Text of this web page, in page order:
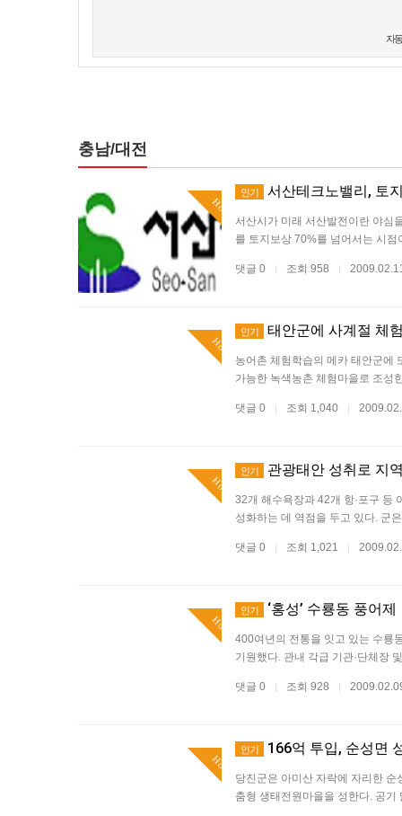
자
충남/대전
Hot
인기 서산테크노밸리, 토
서산시가 미래 서산발전이란 야심
를 토지보상 70%를 넘어서는 시
댓글 0 | 조회 958 |
Hot
인기 태안군에 사계절 체
농어촌 체험학습의 메카 태안군에
가능한 녹색농촌 체험마을로 조
댓글 0 | 조회 1,040 |
Hot
인기 관광태안 성취로 지
32개 해수욕장과 42개 항·포구 등
성화하는 데 역점을 두고 있다. 군
댓글 0 | 조회 1,021 |
Hot
인기 ‘홍성’ 수룡동 풍어제
400여년의 전통을 잇고 있는 수룡
기원했다. 관내 각급 기관·단체장
댓글 0 | 조회 928 |
Hot
인기 166억 투입, 순성면
당진군은 아미산 자락에 자리한
춤형 생태전원마을을 성한다. 공